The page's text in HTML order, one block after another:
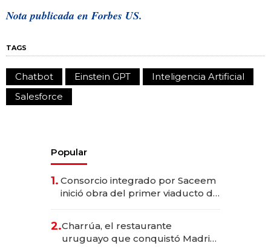
Nota publicada en Forbes US.
TAGS
Chatbot Einstein GPT
Inteligencia Artificial
Salesforce
Popular
1. Consorcio integrado por Saceem
inició obra del primer viaducto de
millones
2.Charrúa, el restaurante
uruguayo que conquistó Madrid: